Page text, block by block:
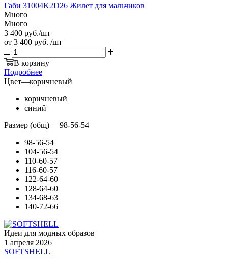
Габи 31004K2D26 Жилет для мальчиков
Много
Много
3 400 руб./шт
от 3 400 руб. /шт
В корзину
Подробнее
Цвет—коричневый
коричневый
синий
Размер (общ)— 98-56-54
98-56-54
104-56-54
110-60-57
116-60-57
122-64-60
128-64-60
134-68-63
140-72-66
Идеи для модных образов
1 апреля 2026
SOFTSHELL